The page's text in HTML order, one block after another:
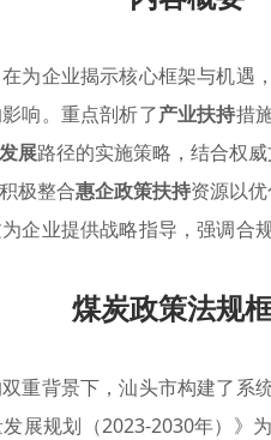
为企业揭示核心框架与机遇
响。重点剖析了产业扶持措
展路径的实施策略，结合权
极整合惠企政策扶持资源以优
企业提供战略指导，强调合
煤炭政策法规
重背景下，汕头市构建了系
展规划（2023-2030年）》